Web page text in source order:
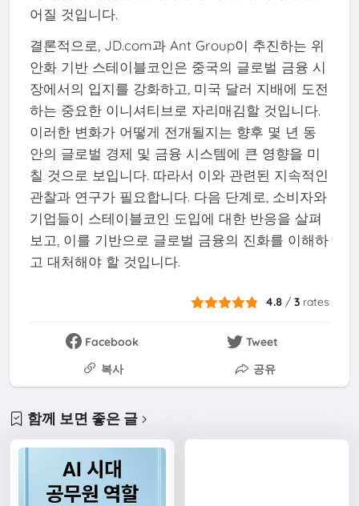
어질 것입니다.
결론적으로, JD.com과 Ant Group이 추진하는 위
안화 기반 스테이블코인은 중국의 글로벌 금융 시
장에서의 입지를 강화하고, 미국 달러 지배에 도전
하는 중요한 이니셔티브로 자리매김할 것입니다.
이러한 변화가 어떻게 전개될지는 향후 몇 년 동
안의 글로벌 경제 및 금융 시스템에 큰 영향을 미
칠 것으로 보입니다. 따라서 이와 관련된 지속적인
관찰과 연구가 필요합니다. 다음 단계로, 소비자와
기업들이 스테이블코인 도입에 대한 반응을 살펴
보고, 이를 기반으로 글로벌 금융의 진화를 이해하
고 대처해야 할 것입니다.
4.8 /3 rates
Facebook
Tweet
복사
공유
함께 보면 좋은 글